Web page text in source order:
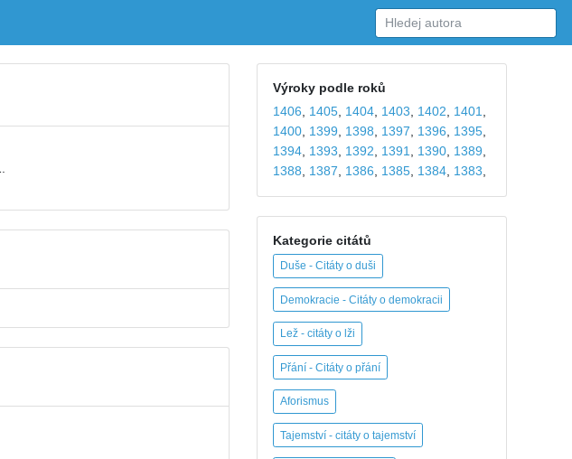
Výroky podle roků
1406
1405 1404 1403 1402 1401
1400 1399 1398 1397 1396 1395
1394 1393 1392 1391 1390 1389
1388
1387 1386 1385 1384 1383
Kategorie citátů
Duše - Citáty o duši
Demokracie - Citáty o demokracii
Lež - citáty o lži
Přání - Citáty o přání
Aforismus
Tajemství - citáty o tajemství